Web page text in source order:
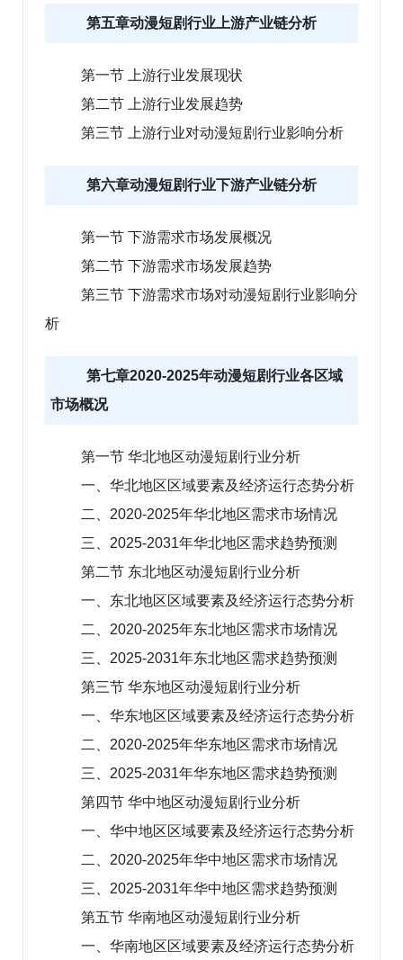
第五章动漫短剧行业上游产业链分析
第一节 上游行业发展现状
第二节 上游行业发展趋势
第三节 上游行业对动漫短剧行业影响分析
第六章动漫短剧行业下游产业链分析
第一节 下游需求市场发展概况
第二节 下游需求市场发展趋势
第三节 下游需求市场对动漫短剧行业影响分
析
第七章2020-2025年动漫短剧行业各区域
市场概况
第一节 华北地区动漫短剧行业分析
一、华北地区区域要素及经济运行态势分析
二、2020-2025年华北地区需求市场情况
三、2025-2031年华北地区需求趋势预测
第二节 东北地区动漫短剧行业分析
一、东北地区区域要素及经济运行态势分析
二、2020-2025年东北地区需求市场情况
三、2025-2031年东北地区需求趋势预测
第三节 华东地区动漫短剧行业分析
一、华东地区区域要素及经济运行态势分析
二、2020-2025年华东地区需求市场情况
三、2025-2031年华东地区需求趋势预测
第四节 华中地区动漫短剧行业分析
一、华中地区区域要素及经济运行态势分析
二、2020-2025年华中地区需求市场情况
三、2025-2031年华中地区需求趋势预测
第五节 华南地区动漫短剧行业分析
一、华南地区区域要素及经济运行态势分析